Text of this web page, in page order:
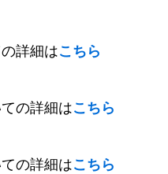
詳細はこちら
の詳細はこちら
の詳細はこちら